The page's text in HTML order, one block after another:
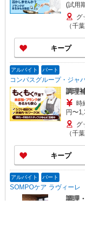
(試用期間2ヶ月) 残
分単グ
（千
キープ
アルバイト パート
コンパスグループ・ジ
調理
時給
円〜1,350
円以
別途
グ
（千
キープ
アルバイト パート
SOMPOケア ラヴィー
調理
給（